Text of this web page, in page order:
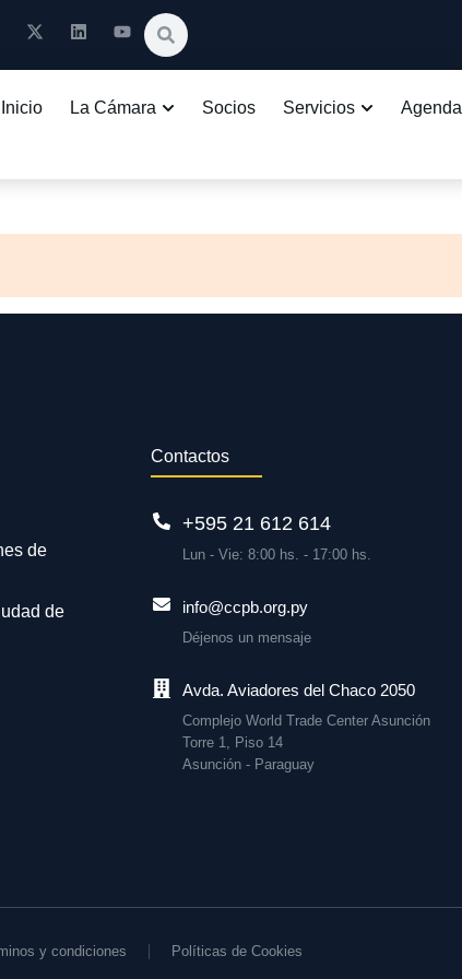
Inicio La Cámara Socios Servicios Agenda
de
de
Contactos
+595 21 612 614
Lun - Vie: 8:00 hs. - 17:00 hs.
info@ccpb.org.py
Déjenos un mensaje
Avda. Aviadores del Chaco 2050
Complejo World Trade Center Asunción
Torre 1, Piso 14
Asunción - Paraguay
y condiciones Políticas de Cookies